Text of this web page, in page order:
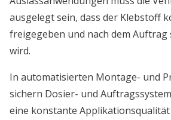
ausgelegt sein, dass der Klebstoff
freigegeben und nach dem
wird.
In automatisierten Montage- und
sichern Dosier- und
eine konstante